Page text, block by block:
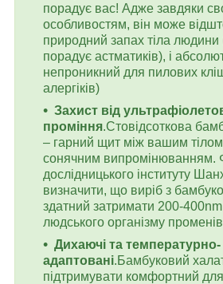
порадує вас! Адже завдяки
особливостям, він може
природний запах тіла
порадує астматиків), і
непроникний для пилових
алергіків)
Захист від
проміння.Стовідсоткова
– гарний щит між вашим
сонячним випромінюванням.
дослідницького інституту
визначити, що виріб з
здатний затримати 200-
людського організму
Дихаючі та температурно-
адаптовані.Бамбуковий
підтримувати комфортний